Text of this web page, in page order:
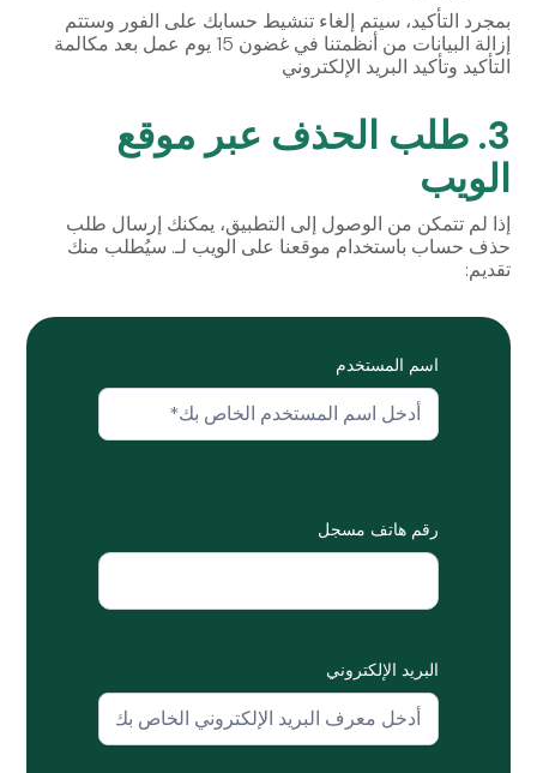
بمجرد التأكيد، سيتم إلغاء تنشيط حسابك على الفور وستتم
إزالة البيانات من أنظمتنا في غضون 15 يوم عمل بعد مكالمة
التأكيد وتأكيد البريد الإلكتروني
3. طلب الحذف عبر موقع
الويب
إذا لم تتمكن من الوصول إلى التطبيق، يمكنك إرسال طلب
حذف حساب باستخدام موقعنا على الويب لـ. سيُطلب منك
تقديم:
اسم المستخدم
رقم هاتف مسجل
البريد الإلكتروني